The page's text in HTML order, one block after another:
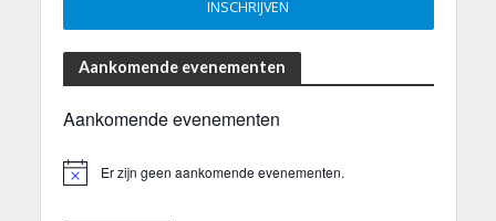
Aankomende evenementen
Aankomende evenementen
Er zijn geen aankomende evenementen.